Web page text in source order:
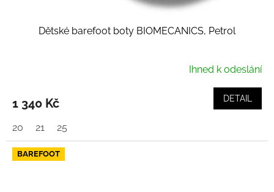
Dětské barefoot boty BIOMECANICS, Petrol
Ihned k odeslání
1 340 Kč DETAIL
20 21 25
BAREFOOT